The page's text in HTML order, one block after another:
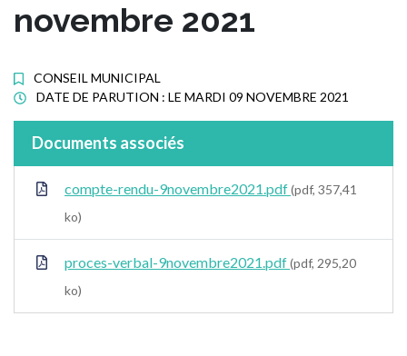
novembre 2021
CONSEIL MUNICIPAL
DATE DE PARUTION : LE MARDI 09 NOVEMBRE 2021
Documents associés
compte-rendu-9novembre2021.pdf(pdf, 357,41
ko)
proces-verbal-9novembre2021.pdf(pdf, 295,20
ko)